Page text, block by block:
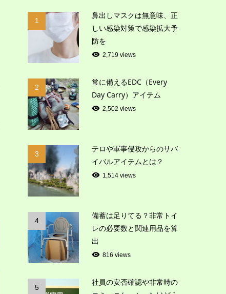
1
鼻出しマスクは無意味、正
しい感染対策で感染拡大予
防を
2,719 views
2
常に備えるEDC（Every
Day Carry）アイテム
2,502 views
3
テロや軍事侵攻からのサバ
イバルアイテムとは？
1,514 views
4
備蓄は足りてる？非常トイ
レの必要数と関連用品を算
出
816 views
5
社員の安否確認や非常時の